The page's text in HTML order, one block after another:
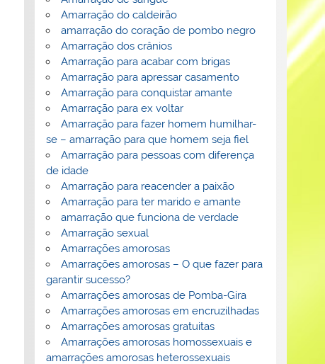
Amarração do caldeirão
amarração do coração de pombo negro
Amarração dos crânios
Amarração para acabar com brigas
Amarração para apressar casamento
Amarração para conquistar amante
Amarração para ex voltar
Amarração para fazer homem humilhar-
se – amarração para que homem seja fiel
Amarração para pessoas com diferença
de idade
Amarração para reacender a paixão
Amarração para ter marido e amante
amarração que funciona de verdade
Amarração sexual
Amarrações amorosas
Amarrações amorosas – O que fazer para
garantir sucesso?
Amarrações amorosas de Pomba-Gira
Amarrações amorosas em encruzilhadas
Amarrações amorosas gratuitas
Amarrações amorosas homossexuais e
amarrações amorosas heterossexuais